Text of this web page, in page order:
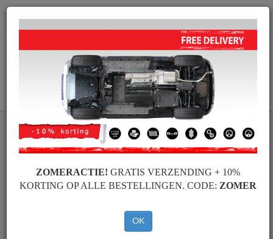
info@motorbeschermplaat.com
WINKELWAGEN
Motor Beschermplaat Motor Beschermplaat Baic
Motor Beschermplaat
BJ30
Merken
Merken
Terug naar de catalogus
ZOMERACTIE! GRATIS VERZENDING + 10%
KORTING OP ALLE BESTELLINGEN. CODE: ZOMER
OK